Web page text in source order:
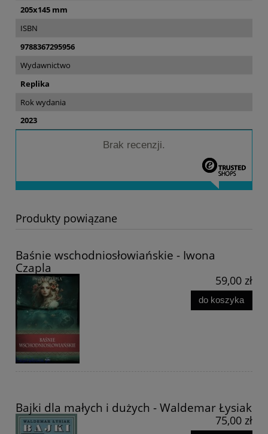
205x145 mm
ISBN
9788367295956
Wydawnictwo
Replika
Rok wydania
2023
Brak recenzji.
Produkty powiązane
Baśnie wschodniosłowiańskie - Iwona
Czapla
59,00 zł
do koszyka
Bajki dla małych i dużych - Waldemar Łysiak
75,00 zł